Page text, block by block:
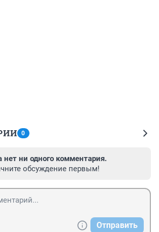
0
нет ни одного комментария.
обсуждение первым!
Отправить